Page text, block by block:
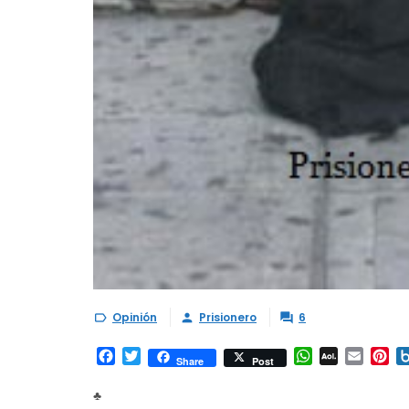
 Opinión  Prisionero  6
Facebook
TwitterShare Post WhatsApp
AOL Email
♣